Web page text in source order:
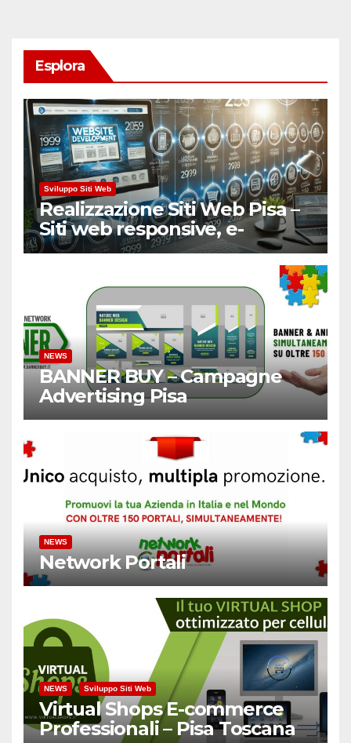
Esplora
Sviluppo Siti Web
Realizzazione Siti Web Pisa –
Siti web responsive, e-
Commerce
NEWS
BANNER BUY – Campagne
Advertising Pisa
NEWS
Network Portali
NEWS Sviluppo Siti Web
Virtual Shops E-commerce
Professionali – Pisa Toscana